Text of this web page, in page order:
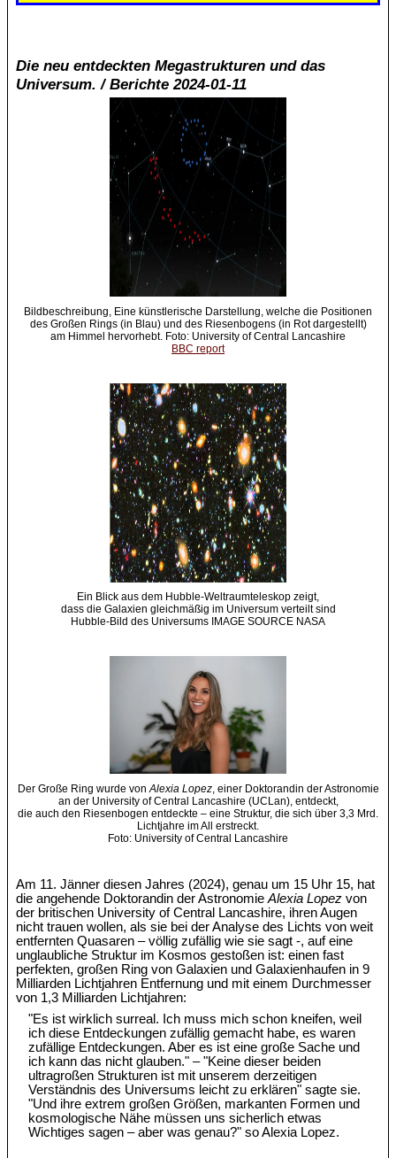
Die neu entdeckten Megastrukturen und das
Universum. / Berichte 2024-01-11
Bildbeschreibung, Eine künstlerische Darstellung, welche die Positionen
des Großen Rings (in Blau) und des Riesenbogens (in Rot dargestellt)
am Himmel hervorhebt. Foto: University of Central Lancashire
BBC report
Ein Blick aus dem Hubble-Weltraumteleskop zeigt,
dass die Galaxien gleichmäßig im Universum verteilt sind
Hubble-Bild des Universums IMAGE SOURCE NASA
Der Große Ring wurde von Alexia Lopez, einer Doktorandin der Astronomie
an der University of Central Lancashire (UCLan), entdeckt,
die auch den Riesenbogen entdeckte – eine Struktur, die sich über 3,3 Mrd.
Lichtjahre im All erstreckt.
Foto: University of Central Lancashire
Am 11. Jänner diesen Jahres (2024), genau um 15 Uhr 15, hat
die angehende Doktorandin der AstronomieAlexia Lopez von
der britischen University of Central Lancashire, ihren Augen
nicht trauen wollen, als sie bei der Analyse des Lichts von weit
entfernten Quasaren – völlig zufällig wie sie sagt -, auf eine
unglaubliche Struktur im Kosmos gestoßen ist: einen fast
perfekten, großen Ring von Galaxien und Galaxienhaufen in 9
Milliarden Lichtjahren Entfernung und mit einem Durchmesser
von 1,3 Milliarden Lichtjahren:
"Es ist wirklich surreal. Ich muss mich schon kneifen, weil
ich diese Entdeckungen zufällig gemacht habe, es waren
zufällige Entdeckungen. Aber es ist eine große Sache und
ich kann das nicht glauben." – "Keine dieser beiden
ultragroßen Strukturen ist mit unserem derzeitigen
Verständnis des Universums leicht zu erklären" sagte sie.
"Und ihre extrem großen Größen, markanten Formen und
kosmologische Nähe müssen uns sicherlich etwas
Wichtiges sagen – aber was genau?" so Alexia Lopez.